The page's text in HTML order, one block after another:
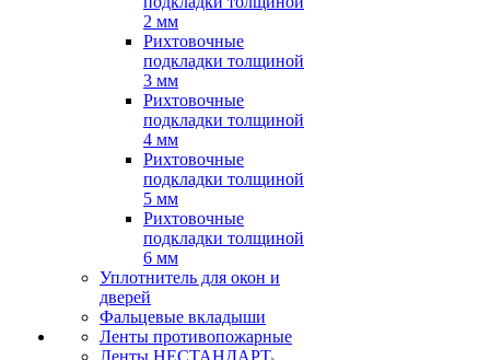
2 мм
Рихтовочные
подкладки толщиной
3 мм
Рихтовочные
подкладки толщиной
4 мм
Рихтовочные
подкладки толщиной
5 мм
Рихтовочные
подкладки толщиной
6 мм
Уплотнитель для окон и
дверей
Фальцевые вкладыши
Ленты противопожарные
Ленты НЕСТАНДАРТ